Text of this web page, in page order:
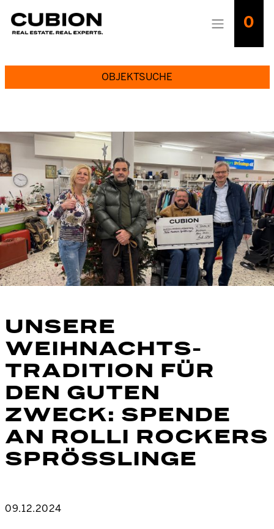
0
OBJEKTSUCHE
UNSERE
WEIHNACHTS-
TRADITION FÜR
DEN GUTEN
ZWECK: SPENDE
AN ROLLI ROCKERS
SPRÖSSLINGE
09.12.2024